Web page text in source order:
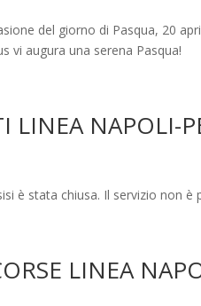
del giorno di Pasqua, 20
vi augura una serena Pasqua!
LINEA NAPOLI-
è stata chiusa. Il servizio non è
LINEA